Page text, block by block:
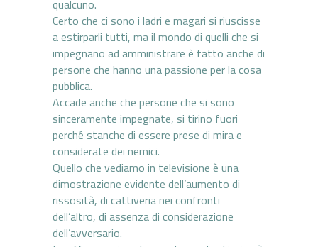
qualcuno.
Certo che ci sono i ladri e magari si riuscisse
a estirparli tutti, ma il mondo di quelli che si
impegnano ad amministrare è fatto anche di
persone che hanno una passione per la cosa
pubblica.
Accade anche che persone che si sono
sinceramente impegnate, si tirino fuori
perché stanche di essere prese di mira e
considerate dei nemici.
Quello che vediamo in televisione è una
dimostrazione evidente dell’aumento di
rissosità, di cattiveria nei confronti
dell’altro, di assenza di considerazione
dell’avversario.